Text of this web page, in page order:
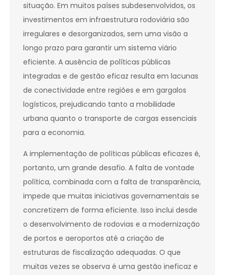
situação. Em muitos países subdesenvolvidos, os
investimentos em infraestrutura rodoviária são
irregulares e desorganizados, sem uma visão a
longo prazo para garantir um sistema viário
eficiente. A ausência de políticas públicas
integradas e de gestão eficaz resulta em lacunas
de conectividade entre regiões e em gargalos
logísticos, prejudicando tanto a mobilidade
urbana quanto o transporte de cargas essenciais
para a economia.
A implementação de políticas públicas eficazes é,
portanto, um grande desafio. A falta de vontade
política, combinada com a falta de transparência,
impede que muitas iniciativas governamentais se
concretizem de forma eficiente. Isso inclui desde
o desenvolvimento de rodovias e a modernização
de portos e aeroportos até a criação de
estruturas de fiscalização adequadas. O que
muitas vezes se observa é uma gestão ineficaz e